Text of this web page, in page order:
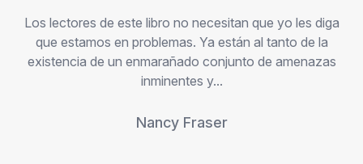
Los lectores de este libro no necesitan que yo les diga
que estamos en problemas. Ya están al tanto de la
existencia de un enmarañado conjunto de amenazas
inminentes y...
Nancy Fraser